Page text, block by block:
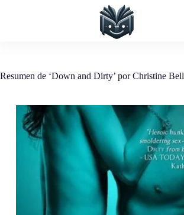
Resumen de ‘Down and Dirty’ por Christine Bell